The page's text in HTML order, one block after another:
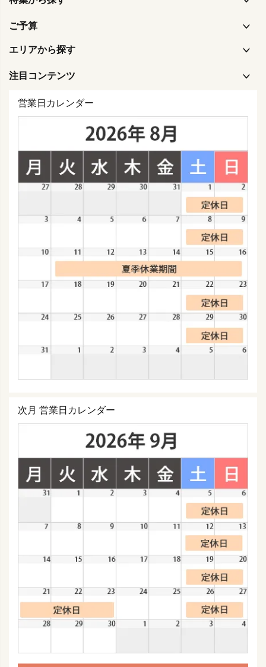
ご予算
エリアから探す
注目コンテンツ
営業日カレンダー
次月 営業日カレンダー